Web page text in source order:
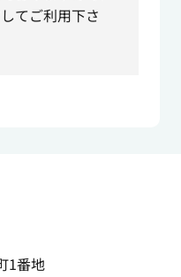
てご利用下さ
1番地